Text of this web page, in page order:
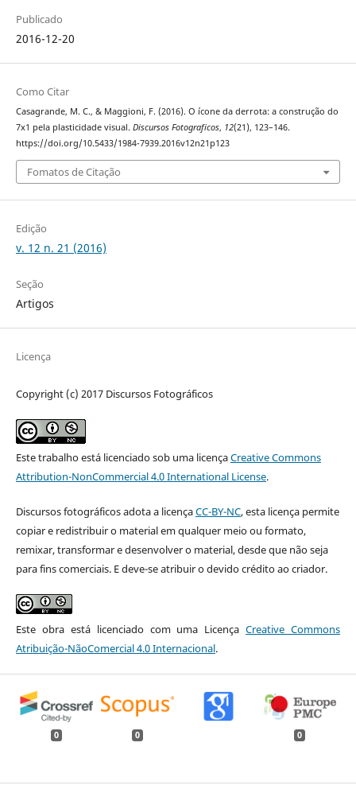
Publicado
2016-12-20
Como Citar
Casagrande, M. C., & Maggioni, F. (2016). O ícone da derrota: a construção do
7x1 pela plasticidade visual. Discursos Fotograficos, 12(21), 123–146.
https://doi.org/10.5433/1984-7939.2016v12n21p123
Fomatos de Citação
Edição
v. 12 n. 21 (2016)
Seção
Artigos
Licença
Copyright (c) 2017 Discursos Fotográficos
Este trabalho está licenciado sob uma licençaCreative Commons
Attribution-NonCommercial 4.0 International License.
Discursos fotográficos adota a licençaCC-BY-NC, esta licença permite
copiar e redistribuir o material em qualquer meio ou formato,
remixar, transformar e desenvolver o material, desde que não seja
para fins comerciais. E deve-se atribuir o devido crédito ao criador.
Este obra está licenciado com uma LicençaCreative Commons
Atribuição-NãoComercial 4.0 Internacional.
0 0 0